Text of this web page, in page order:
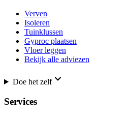
Verven
Isoleren
Tuinklussen
Gyproc plaatsen
Vloer leggen
Bekijk alle adviezen
Doe het zelf
Services